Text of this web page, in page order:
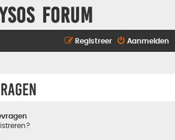
Forum
Aanmelden
Registreer